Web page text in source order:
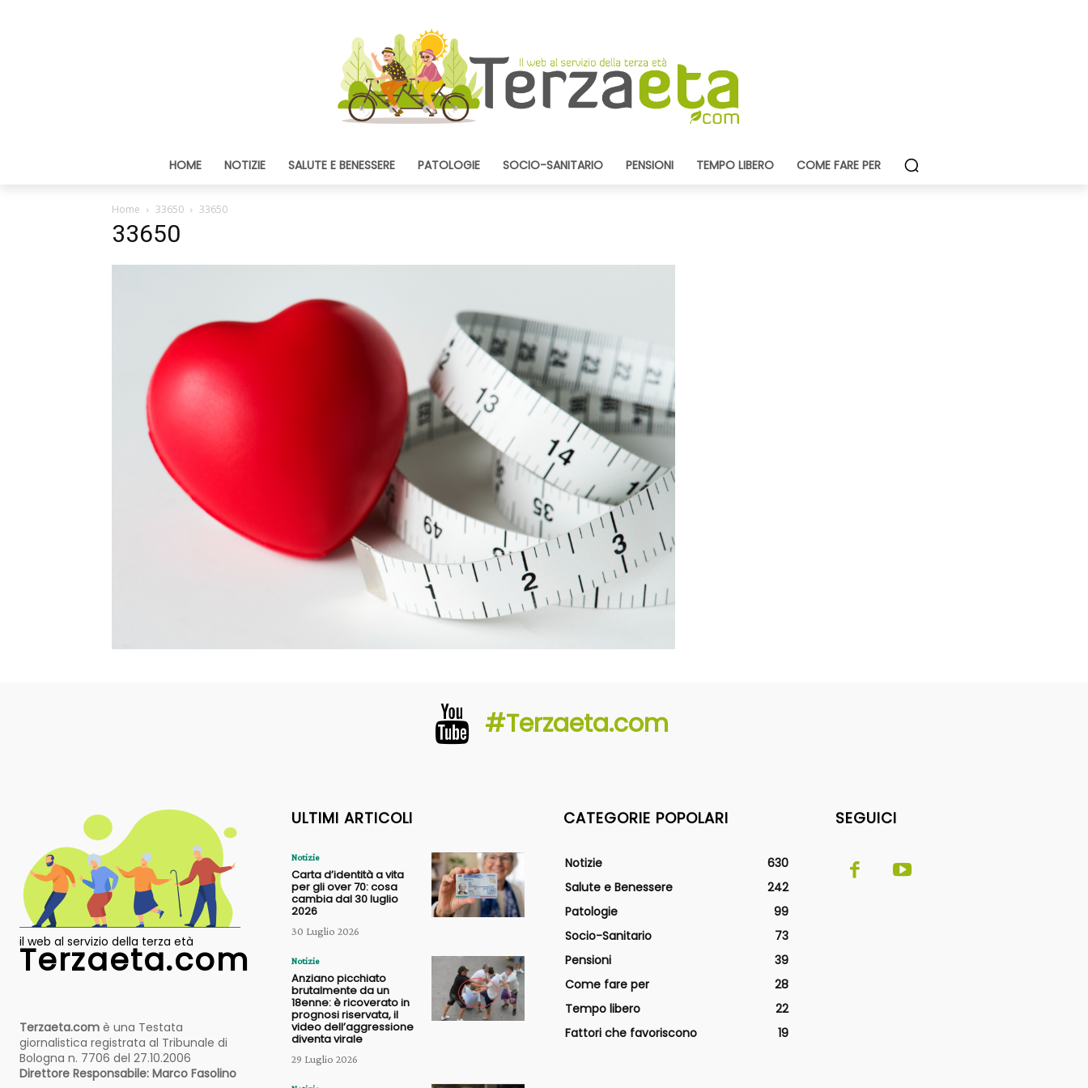
HOME NOTIZIE SALUTE E BENESSERE PATOLOGIE SOCIO-SANITARIO PENSIONI TEMPO LIBERO COME FARE PER
Home 33650 33650
33650
#Terzaeta.com
il web al servizio della terza età
Terzaeta.com
Terzaeta.com è una Testata
giornalistica registrata al Tribunale di
Bologna n. 7706 del 27.10.2006
Direttore Responsabile: Marco Fasolino
ULTIMI ARTICOLI
Notizie
Carta d’identità a vita
per gli over 70: cosa
cambia dal 30 luglio
2026
30 Luglio 2026
Notizie
Anziano picchiato
brutalmente da un
18enne: è ricoverato in
prognosi riservata, il
video dell’aggressione
diventa virale
29 Luglio 2026
CATEGORIE POPOLARI
Notizie
630
Salute e Benessere
242
Patologie
99
Socio-Sanitario
73
Pensioni
39
Come fare per
28
Tempo libero
22
Fattori che favoriscono
19
SEGUICI